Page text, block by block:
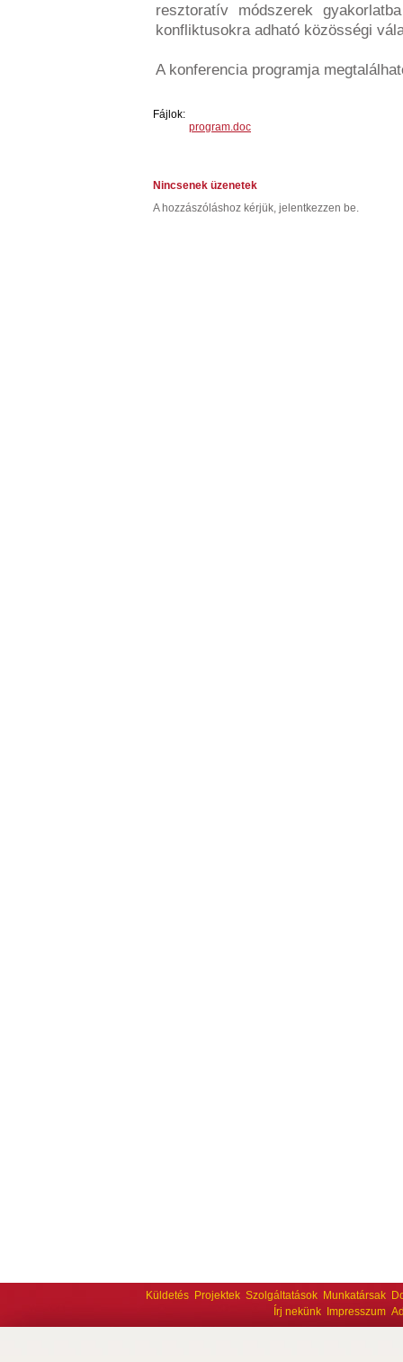
resztoratív módszerek
konfliktusokra adható közösségi
A konferencia programja
Fájlok:
program.doc
Nincsenek üzenetek
A hozzászóláshoz kérjük, jelentkezzen be.
Küldetés Projektek Szolgáltatások Munkatársak
Írj nekünk
Impresszum